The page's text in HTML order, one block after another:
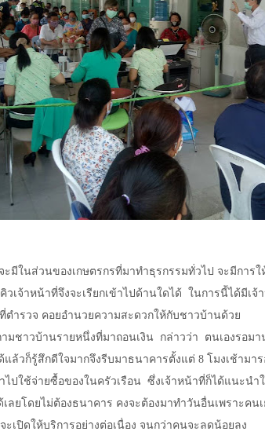
มีในส่วนของเกษตรกรที่มาทำธุรกรรมทั่วไป จะมีการ
วเจ้าหน้าที่จึงจะเรียกเข้าไปด้านใดได้
ในการนี้ได้มีเจ้
ตำรวจ คอยอำนวยความสะดวกให้กับชาวบ้านด้วย
มชาวบ้านรายหนึ่งที่มาถอนเงิน
กล่าวว่า
ตนเองรอม
ด้แล้วก็รู้สึกดีใจมากจึงรีบมาธนาคารตั้งแต่ 8 โมงเช้ามา
ไปใช้จ่ายซื้อของในครัวเรือน ซึ่งเจ้าหน้าที่ก็ได้แนะนำ
เลยโดยไม่ต้องธนาคาร คงจะต้องมาทำวันอื่นเพราะคน
ปิดให้บริการอย่างต่อเนื่อง จนกว่าคนจะลดน้อยลง